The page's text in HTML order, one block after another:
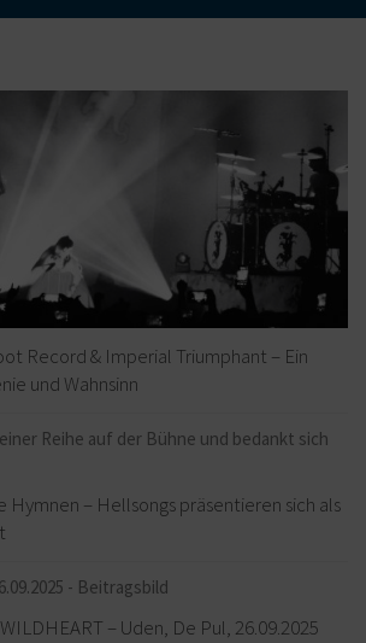
Record & Imperial Triumphant – Ein
und Wahnsinn
Hymnen – Hellsongs präsentieren sich als
– Uden, De Pul, 26.09.2025